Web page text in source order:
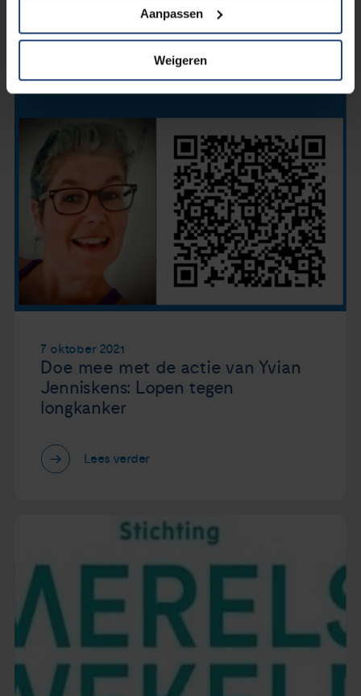
Aanpassen
Weigeren
Lees verder
7 oktober 2021
Doe mee met de actie van Yvian
Jenniskens: Lopen tegen
longkanker
Lees verder